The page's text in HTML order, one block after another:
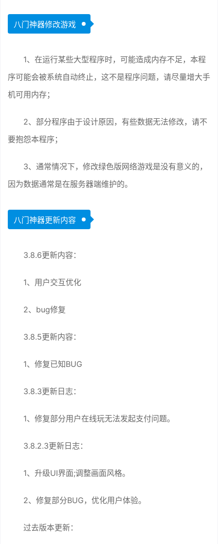
八门神器修改游戏
1、在运行某些大型程序时，可能造成内存不足，本程
序可能会被系统自动终止，这不是程序问题，请尽量增大手
机可用内存；
2、部分程序由于设计原因，有些数据无法修改，请不
要抱怨本程序；
3、通常情况下，修改绿色版网络游戏是没有意义的，
因为数据通常是在服务器端维护的。
八门神器更新内容
3.8.6更新内容：
1、用户交互优化
2、bug修复
3.8.5更新内容：
1、修复已知BUG
3.8.3更新日志：
1、修复部分用户在线玩无法发起支付问题。
3.8.2.3更新日志：
1、升级UI界面;调整画面风格。
2、修复部分BUG，优化用户体验。
过去版本更新：